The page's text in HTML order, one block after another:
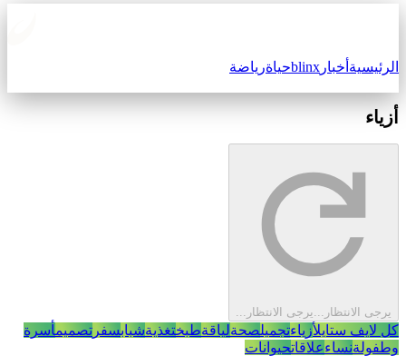
الرئيسيةأخبارblinxحياةرياضة
أزياء
يرجى الانتظار... يرجى الانتظار...
كل لايف ستايلأزياءتجميلصحةلياقةطبختغذيةشبابسفرتصميمأسرة
وطفولةنساءعلاقاتحيوانات